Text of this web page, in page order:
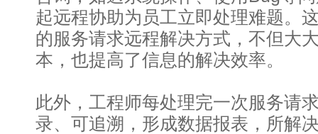
起远程协助为员工立即处理难题。
的服务请求远程解决方式，不但大
本，也提高了信息的解决效率。
此外，工程师每处理完一次服务请
录、可追溯，形成数据报表，所解